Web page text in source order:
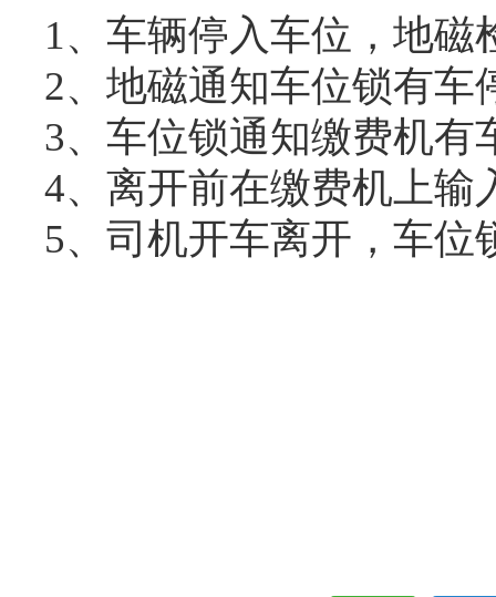
1、车辆停入车位，地磁
2、地磁通知车位锁有车
3、车位锁通知缴费机有
4、离开前在缴费机上输
5、司机开车离开，车位